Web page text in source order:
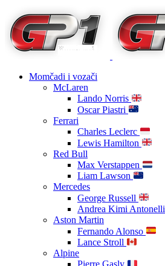
Momčadi i vozači
McLaren
Lando Norris
Oscar Piastri
Ferrari
Charles Leclerc
Lewis Hamilton
Red Bull
Max Verstappen
Liam Lawson
Mercedes
George Russell
Andrea Kimi Antonelli
Aston Martin
Fernando Alonso
Lance Stroll
Alpine